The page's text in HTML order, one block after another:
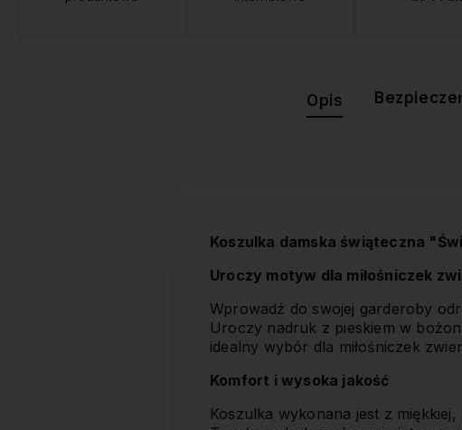
Opis
Koszulka damska świąteczna
Uroczy motyw dla miłośniczek
Wprowadź do swojej garderoby
Uroczy nadruk z pieskiem w
idealny wybór dla miłośniczek
Komfort i wysoka jakość
Koszulka wykonana jest z